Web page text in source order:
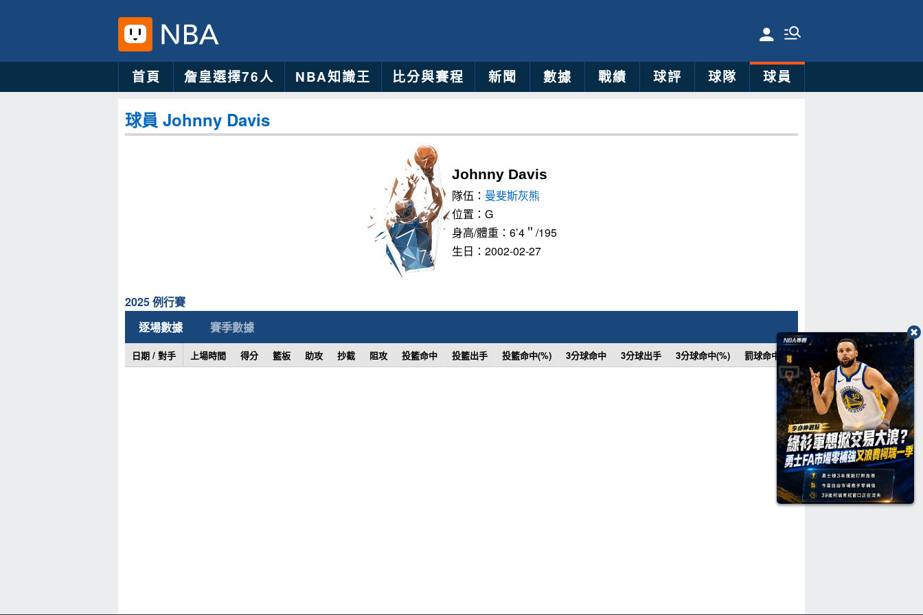
首頁 詹皇選擇76人 NBA知識王 比分與賽程 新聞 數據 戰績 球評 球隊 球員
球員 Johnny Davis
Johnny Davis
隊伍： 曼斐斯灰熊
位置：G
身高/體重：6’4＂/195
生日：2002-02-27
2025 例行賽
逐場數據
賽季數據
日期 / 對手 上場時間 得分 籃板 助攻 抄截 阻攻 投籃命中 投籃出手 投籃命中(%) 3分球命中 3分球出手 3分球命中(%) 罰球命中 罰球次數 罰球命中(%)